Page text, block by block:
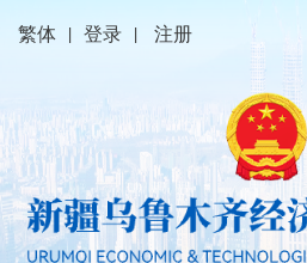
繁体 | 登录 | 注册